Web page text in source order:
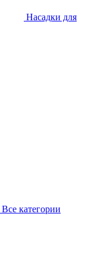
Насадки для
Все категории